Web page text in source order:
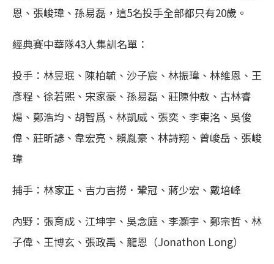
恩、張峻瑋、孫易磊，這5名投手全部都只有20歲。
經典賽中華隊43人集訓名單：
投手：林昱珉、陳柏毓、沙子宸、林振瑋、林維恩、王
彥程、徐若熙、宋家豪、孫易磊、莊陳仲敖、古林睿
煬、鄭浩均、胡智爲、林凱威、張奕、李東洺、吳俊
偉、莊昕諺、韋宏亮、賴胤豪、林詩翔、曾峻岳、張峻
瑋
捕手：林家正、吉力吉撈．鞏冠、蔣少宏、戴培峰
內野：張育成、江坤宇、吳念庭、李灝宇、鄭宗哲、林
子偉、王博玄、張政禹、龍恩（Jonathon Long）